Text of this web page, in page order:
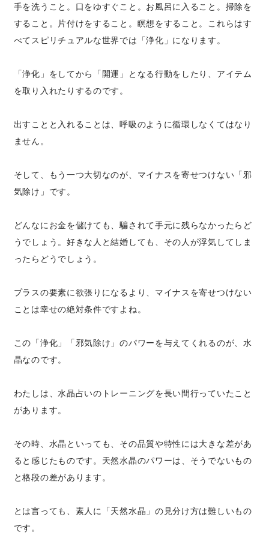
手を洗うこと。口をゆすぐこと。お風呂に入ること。掃除を
すること。片付けをすること。瞑想をすること。これらはす
べてスピリチュアルな世界では「浄化」になります。
「浄化」をしてから「開運」となる行動をしたり、アイテム
を取り入れたりするのです。
出すことと入れることは、呼吸のように循環しなくてはなり
ません。
そして、もう一つ大切なのが、マイナスを寄せつけない「邪
気除け」です。
どんなにお金を儲けても、騙されて手元に残らなかったらど
うでしょう。好きな人と結婚しても、その人が浮気してしま
ったらどうでしょう。
プラスの要素に欲張りになるより、マイナスを寄せつけない
ことは幸せの絶対条件ですよね。
この「浄化」「邪気除け」のパワーを与えてくれるのが、水
晶なのです。
わたしは、水晶占いのトレーニングを長い間行っていたこと
があります。
その時、水晶といっても、その品質や特性には大きな差があ
ると感じたものです。天然水晶のパワーは、そうでないもの
と格段の差があります。
とは言っても、素人に「天然水晶」の見分け方は難しいもの
です。